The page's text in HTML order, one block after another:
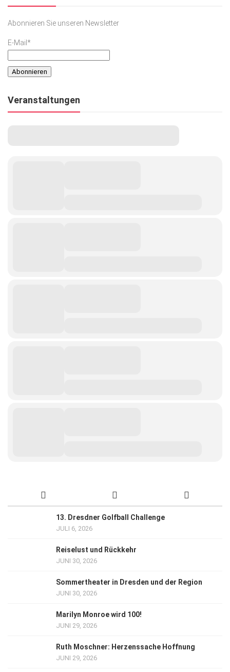
Abonnieren Sie unseren Newsletter
E-Mail*
Veranstaltungen
13. Dresdner Golfball Challenge
JULI 6, 2026
Reiselust und Rückkehr
JUNI 30, 2026
Sommertheater in Dresden und der Region
JUNI 30, 2026
Marilyn Monroe wird 100!
JUNI 29, 2026
Ruth Moschner: Herzenssache Hoffnung
JUNI 29, 2026